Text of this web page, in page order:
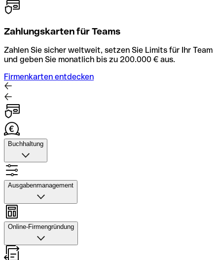
Zahlungskarten für Teams
Zahlen Sie sicher weltweit, setzen Sie Limits für Ihr Team
und geben Sie monatlich bis zu 200.000 € aus.
Firmenkarten entdecken
Buchhaltung
Buchhaltung
Scannen Sie Belege und laden Sie sie in Qonto hoch.
Rechnungsabläufe können Sie automatisieren und mit
dem Buchhaltungstool schneller abstimmen.
Konto mit Buchhaltung entdecken
Ausgabenmanagement
Ausgabenmanagement
Genehmigungen einrichten, Ausgaben verfolgen, Budgets
und Kartenlimits zuweisen sowie Überweisungen und
Daten exportieren – alles in einer Anwendung.
Online-Firmengründung
Online-Firmengründung